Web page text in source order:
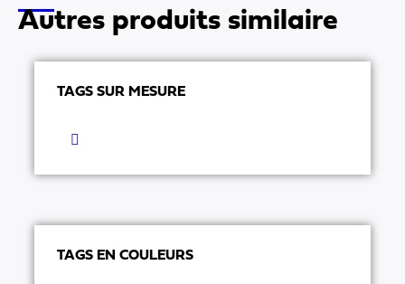
Autres produits similaire
TAGS SUR MESURE
TAGS EN COULEURS